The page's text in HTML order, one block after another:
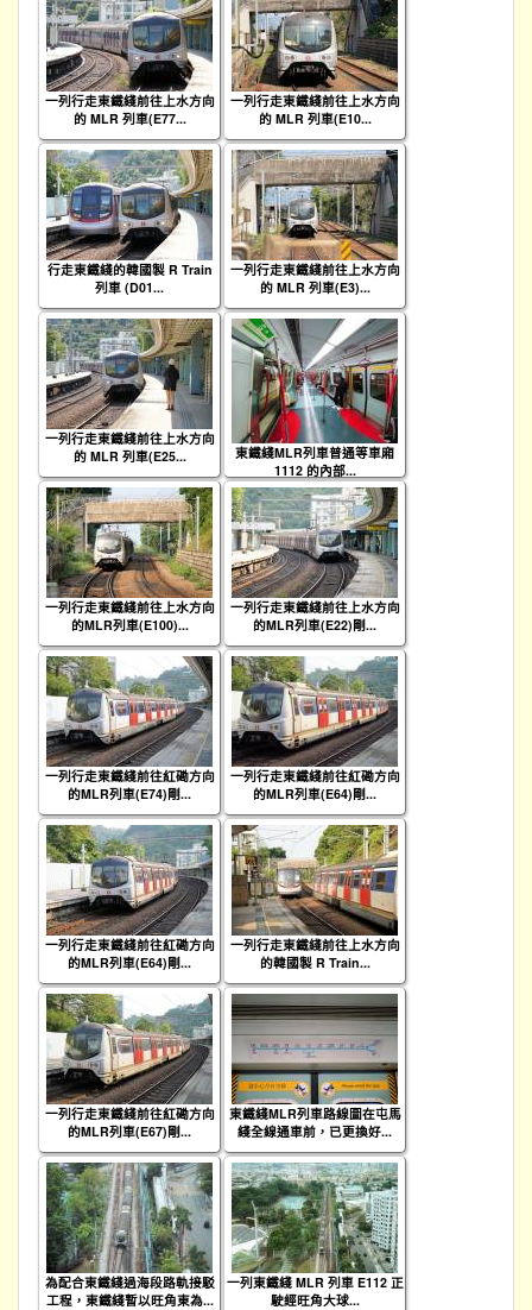
一列行走東鐵綫前往上水方向
的 MLR 列車(E77...
一列行走東鐵綫前往上水方向
的 MLR 列車(E10...
行走東鐵綫的韓國製 R Train
列車 (D01...
一列行走東鐵綫前往上水方向
的 MLR 列車(E3)...
一列行走東鐵綫前往上水方向
的 MLR 列車(E25...
東鐵綫MLR列車普通等車廂
1112 的內部...
一列行走東鐵綫前往上水方向
的MLR列車(E100)...
一列行走東鐵綫前往上水方向
的MLR列車(E22)剛...
一列行走東鐵綫前往紅磡方向
的MLR列車(E74)剛...
一列行走東鐵綫前往紅磡方向
的MLR列車(E64)剛...
一列行走東鐵綫前往紅磡方向
的MLR列車(E64)剛...
一列行走東鐵綫前往上水方向
的韓國製 R Train...
一列行走東鐵綫前往紅磡方向
的MLR列車(E67)剛...
東鐵綫MLR列車路線圖在屯馬
綫全線通車前，已更換好...
為配合東鐵綫過海段路軌接駁
工程，東鐵綫暫以旺角東為...
一列東鐵綫 MLR 列車 E112 正
駛經旺角大球...